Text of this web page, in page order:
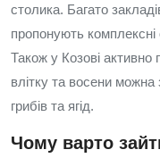
столика. Багато
пропонують комплексні
Також у Козові активно
влітку та восени можна
грибів та ягід.
Чому варто